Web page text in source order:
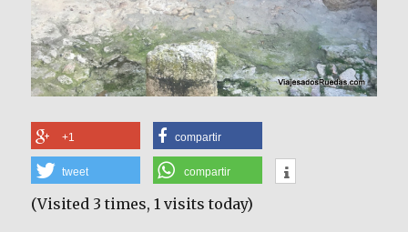
+1 compartir
tweet compartir
(Visited 3 times, 1 visits today)